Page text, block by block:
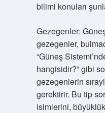
bilimi konuları
Gezegenler:
gezegenler,
“Güneş
hangisidir?” gibi
gezegenlerin
gerektirir. Bu tip
isimlerini,